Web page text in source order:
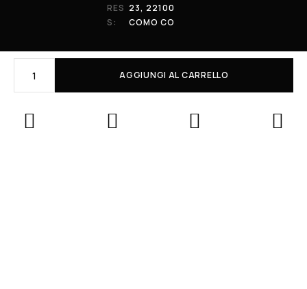
AGGIUNGI AL CARRELLO
RES
S:
23, 22100
COMO CO
01848590038